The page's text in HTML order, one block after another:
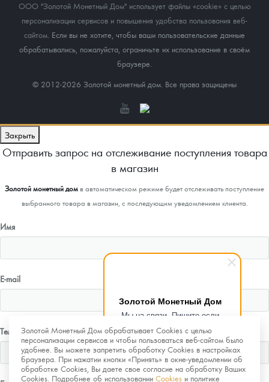
Золотой Монетный Дом
Мы на связи. Пишите если
возникнут любые вопросы.
Рады помочь.
ООО "Золотой Монетный Дом" использует файлы «cookie» с целью
персонализации сервисов и повышения удобства пользования веб-
сайтом. Если вы не хотите, чтобы ваши пользовательские данные
обрабатывались, пожалуйста, ограничьте их использование в своём
браузере.
© 2012-2026 Золотой монетный дом. Все права защищены
Золотой Монетный Дом обрабатывает Cookies с целью
персонализации сервисов и чтобы пользоваться веб-сайтом было
удобнее. Вы можете запретить обработку Cookies в настройках
браузера. При нажатии кнопки «Принять» в окне-уведомлении об
обработке Cookies, Вы даете свое согласие на обработку Ваших
Cookies. Подробнее об использовании Cookies и политике
Закрыть
Отправить запрос на отслеживание поступления товара
в магазин
Золотой монетный домв автоматическом режиме будет отслеживать поступление
выбранного товара в магазин, с последующим уведомлением клиента.
Имя
E-mail
Телефон